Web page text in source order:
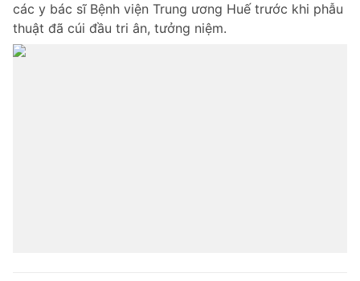
Đặt báo Quảng cáo RSS Tòa soạn Chính sách bảo
Tổng biên tập: Nguyễn Ngọc Toàn
Phó tổng biên tập thường trực: Hải Thành
các y bác sĩ Bệnh viện Trung ương Huế trước khi phẫu
thuật đã cúi đầu tri ân, tưởng niệm.